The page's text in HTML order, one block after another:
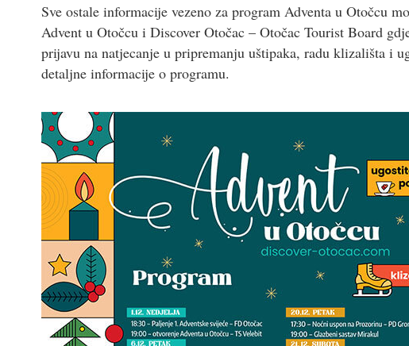
Sve ostale informacije vezeno za program Adventa u Otočcu
Advent u Otočcu i Discover Otočac – Otočac Tourist Board
prijavu na natjecanje u pripremanju uštipaka, radu klizališta i
detaljne informacije o programu.